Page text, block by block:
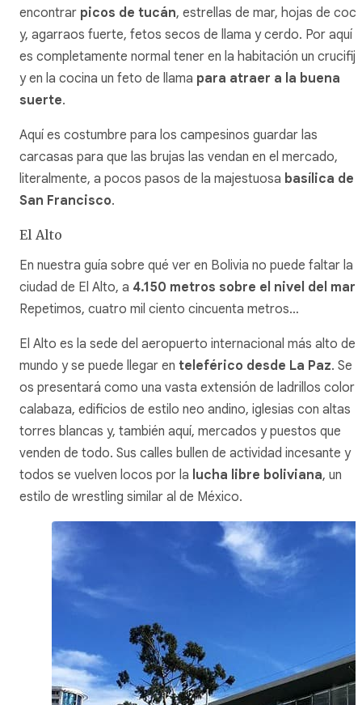
encontrar picos de tucán, estrellas de mar, hojas de
y, agarraos fuerte, fetos secos de llama y cerdo. Por aquí
es completamente normal tener en la habitación un
y en la cocina un feto de llama para atraer a la buena
suerte.
Aquí es costumbre para los campesinos guardar las
carcasas para que las brujas las vendan en el mercado,
literalmente, a pocos pasos de la majestuosa basílica de
San Francisco.
El Alto
En nuestra guía sobre qué ver en Bolivia no puede faltar la
ciudad de El Alto, a 4.150 metros sobre el nivel del mar
Repetimos, cuatro mil ciento cincuenta metros…
El Alto es la sede del aeropuerto internacional más alto del
mundo y se puede llegar en teleférico desde La Paz. Se
os presentará como una vasta extensión de ladrillos color
calabaza, edificios de estilo neo andino, iglesias con altas
torres blancas y, también aquí, mercados y puestos que
venden de todo. Sus calles bullen de actividad incesante y
todos se vuelven locos por la lucha libre boliviana, un
estilo de wrestling similar al de México.